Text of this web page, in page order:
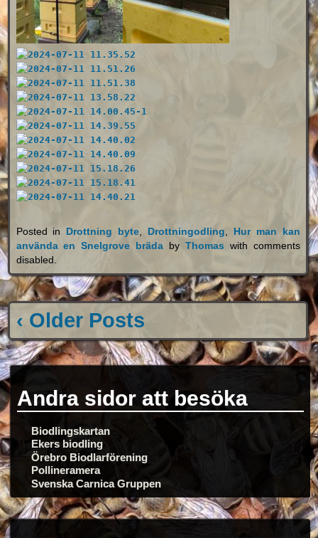
Posted in Drottning byte, Drottningodling, Hur man kan
använda en Snelgrove bräda byThomas with comments
disabled.
‹ Older Posts
Andra sidor att besöka
Biodlingskartan
Ekers biodling
Örebro Biodlarförening
Pollineramera
Svenska Carnica Gruppen